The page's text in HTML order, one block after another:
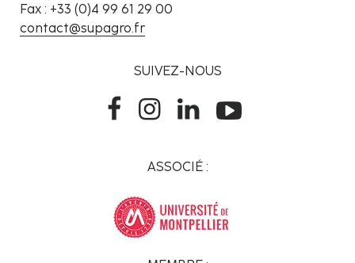
Fax : +33 (0)4 99 61 29 00
contact@supagro.fr
SUIVEZ-NOUS
ASSOCIÉ :